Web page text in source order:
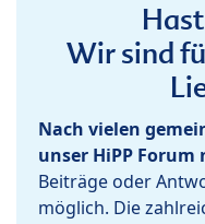
Wir sind
Nach vielen
unser HiPP
Beiträge oder
möglich. Die